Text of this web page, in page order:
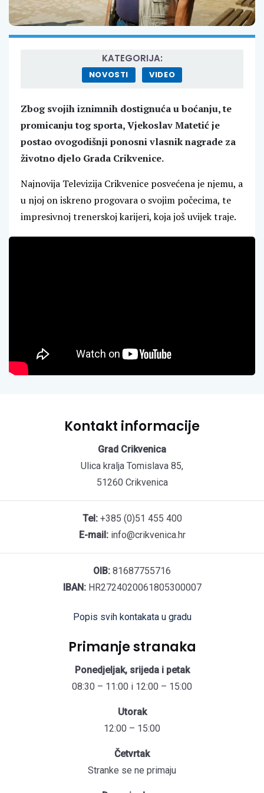
KATEGORIJA:
NOVOSTI VIDEO
Zbog svojih iznimnih dostignuća u boćanju, te
promicanju tog sporta, Vjekoslav Matetić je
postao ovogodišnji ponosni vlasnik nagrade za
životno djelo Grada Crikvenice.
Najnovija Televizija Crikvenice posvećena je njemu, a
u njoj on iskreno progovara o svojim počecima, te
impresivnoj trenerskoj karijeri, koja još uvijek traje.
Kontakt informacije
Grad Crikvenica
Ulica kralja Tomislava 85,
51260 Crikvenica
Tel:+385 (0)51 455 400
E-mail:info@crikvenica.hr
OIB: 81687755716
IBAN:HR2724020061805300007
Popis svih kontakata u gradu
Primanje stranaka
Ponedjeljak, srijeda i petak
08:30 – 11:00 i 12:00 – 15:00
Utorak
12:00 – 15:00
Četvrtak
Stranke se ne primaju